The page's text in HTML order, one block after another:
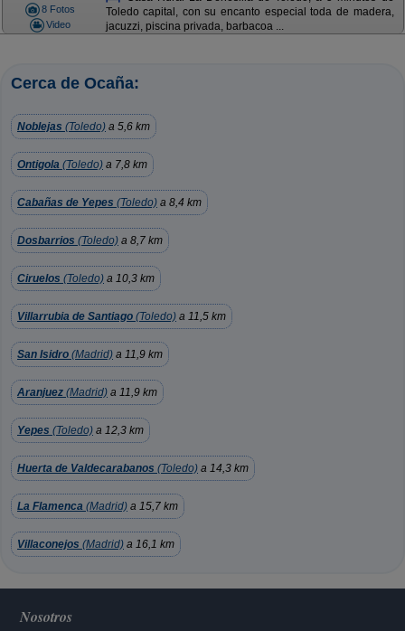
8 Fotos
Video
Toledo capital, con su encanto especial toda de madera,
jacuzzi, piscina privada, barbacoa ...
Cerca de Ocaña:
Noblejas (Toledo) a 5,6 km
Ontigola (Toledo) a 7,8 km
Cabañas de Yepes (Toledo) a 8,4 km
Dosbarrios (Toledo) a 8,7 km
Ciruelos (Toledo) a 10,3 km
Villarrubia de Santiago (Toledo) a 11,5 km
San Isidro (Madrid) a 11,9 km
Aranjuez (Madrid) a 11,9 km
Yepes (Toledo) a 12,3 km
Huerta de Valdecarabanos (Toledo) a 14,3 km
La Flamenca (Madrid) a 15,7 km
Villaconejos (Madrid) a 16,1 km
Nosotros